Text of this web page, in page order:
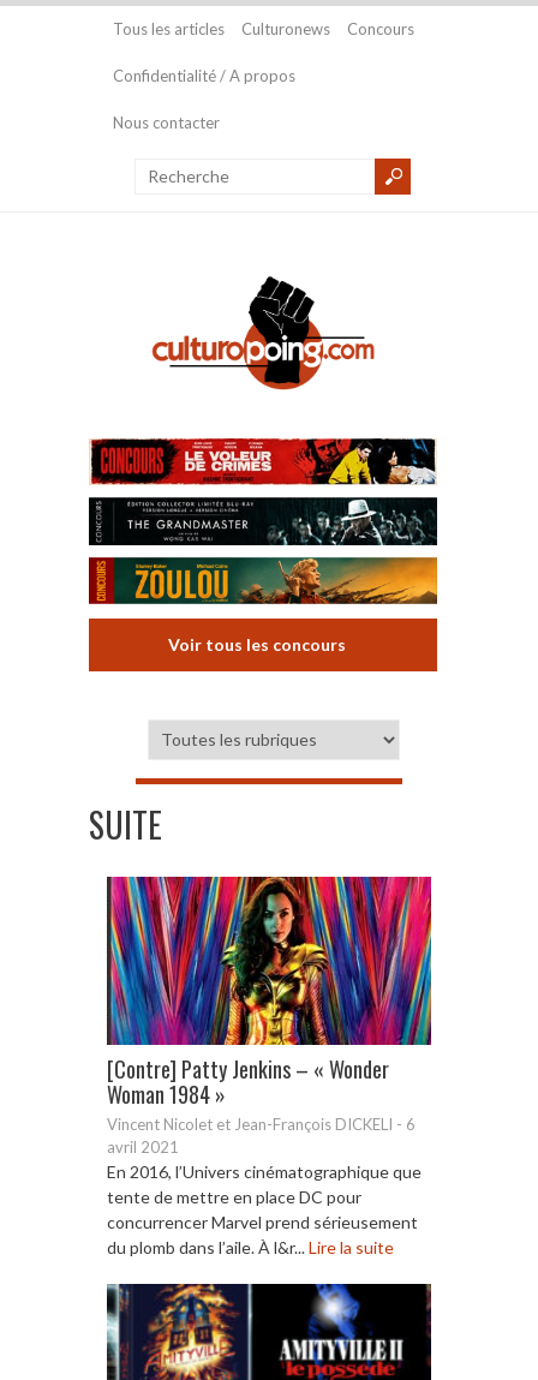
Tous les articles Culturonews Concours
Confidentialité / A propos
Nous contacter
Voir tous les concours
SUITE
[Contre] Patty Jenkins – « Wonder
Woman 1984 »
Vincent Nicolet et Jean-François DICKELI - 6
avril 2021
En 2016, l’Univers cinématographique que
tente de mettre en place DC pour
concurrencer Marvel prend sérieusement
du plomb dans l’aile. À l&r...Lire la suite